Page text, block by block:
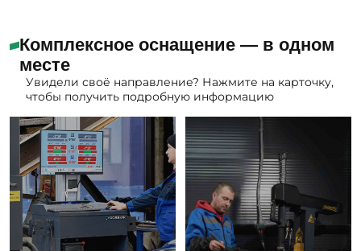
Комплексное оснащение — в одном
месте
Увидели своё направление? Нажмите на карточку,
чтобы получить подробную информацию